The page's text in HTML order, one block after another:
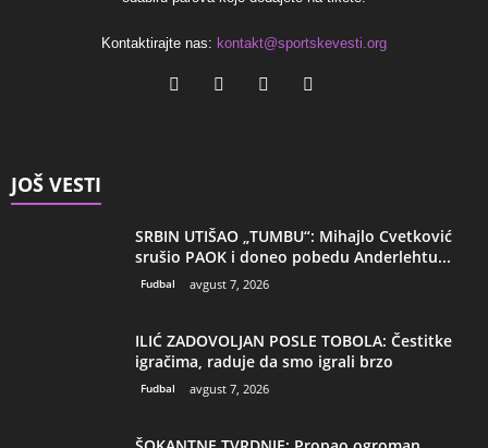
Kontaktirajte nas: kontakt@sportskevesti.org
JOŠ VESTI
SRBIN UTIŠAO „TUMBU“: Mihajlo Cvetković
srušio PAOK i doneo pobedu Anderlehtu...
Fudbal avgust 7, 2026
ILIĆ ZADOVOLJAN POSLE TOBOLA: Čestitke
igračima, raduje da smo igrali brzo
Fudbal avgust 7, 2026